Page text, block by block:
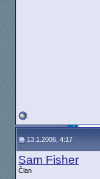
13.1.2006, 4:17
Sam Fisher
Član